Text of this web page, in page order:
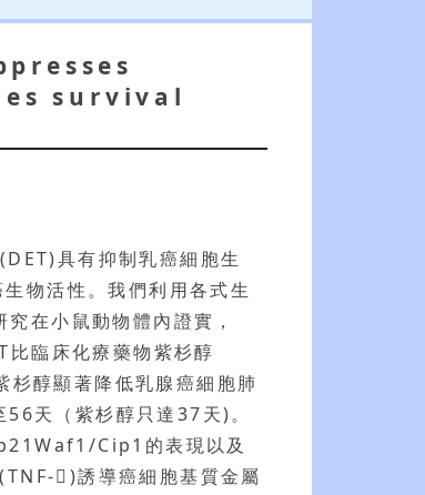
survival
具有抑制乳癌細胞生
物活性。我們利用各式生
在小鼠動物體內證實，
臨床化療藥物紫杉醇
醇顯著降低乳腺癌細胞肺
天（紫杉醇只達37天)。
Cip1的表現以及
)誘導癌細胞基質金屬